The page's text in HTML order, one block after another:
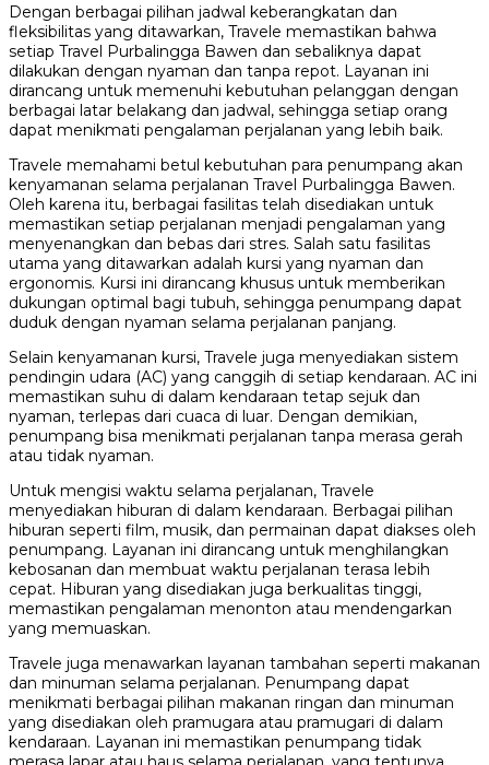
Dengan berbagai pilihan jadwal keberangkatan dan
fleksibilitas yang ditawarkan, Travele memastikan bahwa
setiap Travel Purbalingga Bawen dan sebaliknya dapat
dilakukan dengan nyaman dan tanpa repot. Layanan ini
dirancang untuk memenuhi kebutuhan pelanggan dengan
berbagai latar belakang dan jadwal, sehingga setiap orang
dapat menikmati pengalaman perjalanan yang lebih baik.
Travele memahami betul kebutuhan para penumpang akan
kenyamanan selama perjalanan Travel Purbalingga Bawen.
Oleh karena itu, berbagai fasilitas telah disediakan untuk
memastikan setiap perjalanan menjadi pengalaman yang
menyenangkan dan bebas dari stres. Salah satu fasilitas
utama yang ditawarkan adalah kursi yang nyaman dan
ergonomis. Kursi ini dirancang khusus untuk memberikan
dukungan optimal bagi tubuh, sehingga penumpang dapat
duduk dengan nyaman selama perjalanan panjang.
Selain kenyamanan kursi, Travele juga menyediakan sistem
pendingin udara (AC) yang canggih di setiap kendaraan. AC ini
memastikan suhu di dalam kendaraan tetap sejuk dan
nyaman, terlepas dari cuaca di luar. Dengan demikian,
penumpang bisa menikmati perjalanan tanpa merasa gerah
atau tidak nyaman.
Untuk mengisi waktu selama perjalanan, Travele
menyediakan hiburan di dalam kendaraan. Berbagai pilihan
hiburan seperti film, musik, dan permainan dapat diakses oleh
penumpang. Layanan ini dirancang untuk menghilangkan
kebosanan dan membuat waktu perjalanan terasa lebih
cepat. Hiburan yang disediakan juga berkualitas tinggi,
memastikan pengalaman menonton atau mendengarkan
yang memuaskan.
Travele juga menawarkan layanan tambahan seperti makanan
dan minuman selama perjalanan. Penumpang dapat
menikmati berbagai pilihan makanan ringan dan minuman
yang disediakan oleh pramugara atau pramugari di dalam
kendaraan. Layanan ini memastikan penumpang tidak